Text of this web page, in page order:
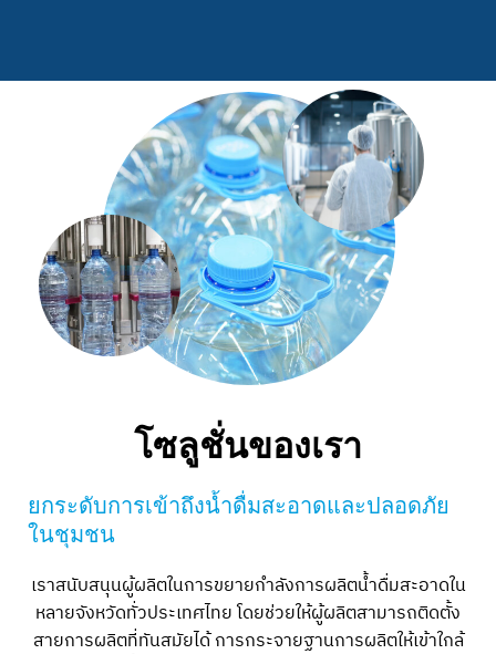
โซลูชั่นของเรา
ยกระดับการเข้าถึงน้ำดื่มสะอาดและปลอดภัย
ในชุมชน
เราสนับสนุนผู้ผลิตในการขยายกำลังการผลิตน้ำดื่มสะอาดใน
หลายจังหวัดทั่วประเทศไทย โดยช่วยให้ผู้ผลิตสามารถติดตั้ง
สายการผลิตที่ทันสมัยได้ การกระจายฐานการผลิตให้เข้าใกล้